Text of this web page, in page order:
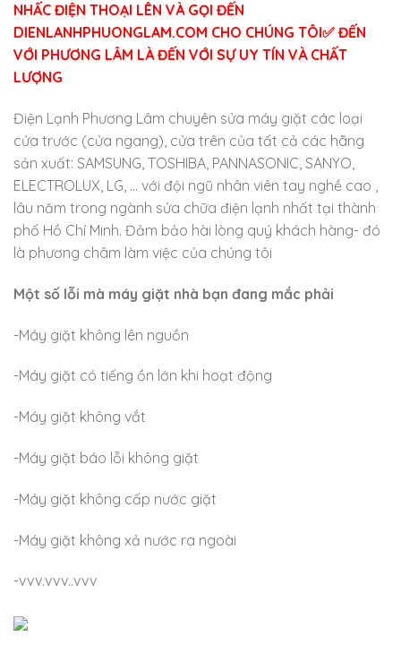
NHẤC ĐIỆN THOẠI LÊN VÀ GỌI ĐẾN
DIENLANHPHUONGLAM.COM CHO CHÚNG TÔI✅ ĐẾN
VỚI PHƯƠNG LÂM LÀ ĐẾN VỚI SỰ UY TÍN VÀ CHẤT
LƯỢNG
Điện Lạnh Phương Lâm chuyên sửa máy giặt các loại
cửa trước (cửa ngang), cửa trên của tất cả các hãng
sản xuất: SAMSUNG, TOSHIBA, PANNASONIC, SANYO,
ELECTROLUX, LG, … với đội ngũ nhân viên tay nghề cao ,
lâu năm trong ngành sửa chữa điện lạnh nhất tại thành
phố Hồ Chí Minh. Đảm bảo hài lòng quý khách hàng- đó
là phương châm làm việc của chúng tôi
Một số lỗi mà máy giặt nhà bạn đang mắc phải
-Máy giặt không lên nguồn
-Máy giặt có tiếng ồn lớn khi hoạt động
-Máy giặt không vắt
-Máy giặt báo lỗi không giặt
-Máy giặt không cấp nước giặt
-Máy giặt không xả nước ra ngoài
-vvv.vvv..vvv